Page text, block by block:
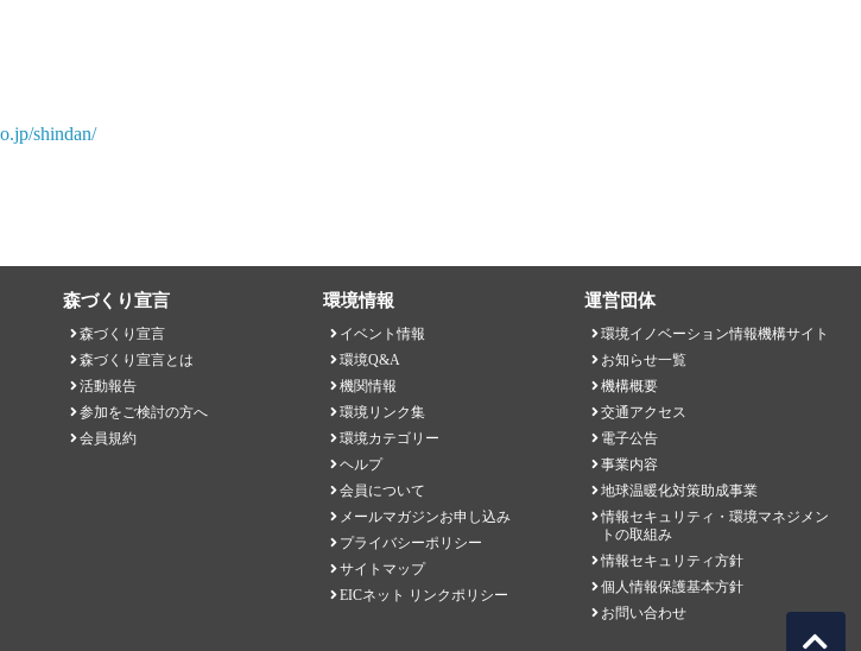
shindan/
森づくり宣言
森づくり宣言
森づくり宣言とは
活動報告
参加をご検討の方へ
会員規約
環境情報
イベント情報
環境Q&A
機関情報
環境リンク集
環境カテゴリー
ヘルプ
会員について
メールマガジンお申し込み
プライバシーポリシー
サイトマップ
EICネット リンクポリシー
運営団体
環境イノベーション情報機構サイト
お知らせ一覧
機構概要
交通アクセス
電子公告
事業内容
地球温暖化対策助成事業
情報セキュリティ・環境マネジメン
トの取組み
情報セキュリティ方針
個人情報保護基本方針
お問い合わせ